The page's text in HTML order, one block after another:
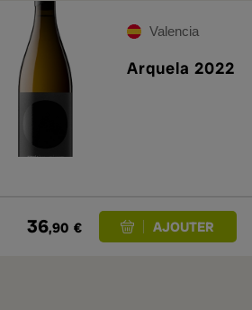
Valencia
Arquela 2022
36,90 €